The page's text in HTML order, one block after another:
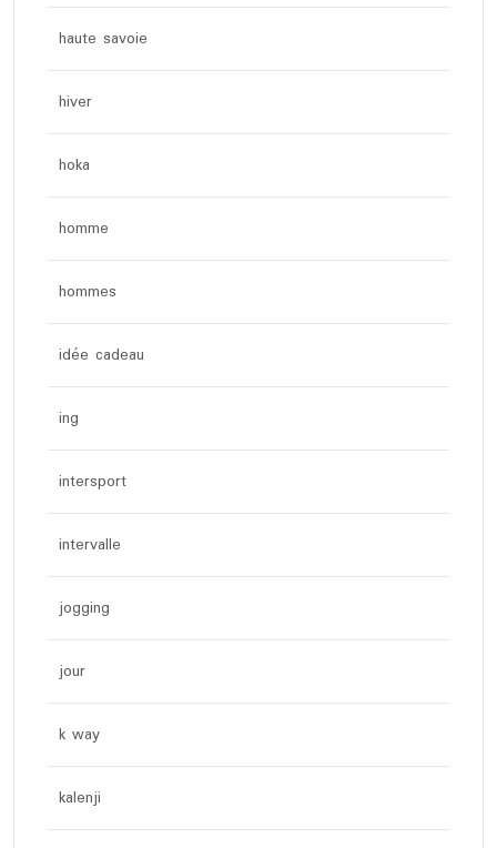
haute savoie
hiver
hoka
homme
hommes
idée cadeau
ing
intersport
intervalle
jogging
jour
k way
kalenji